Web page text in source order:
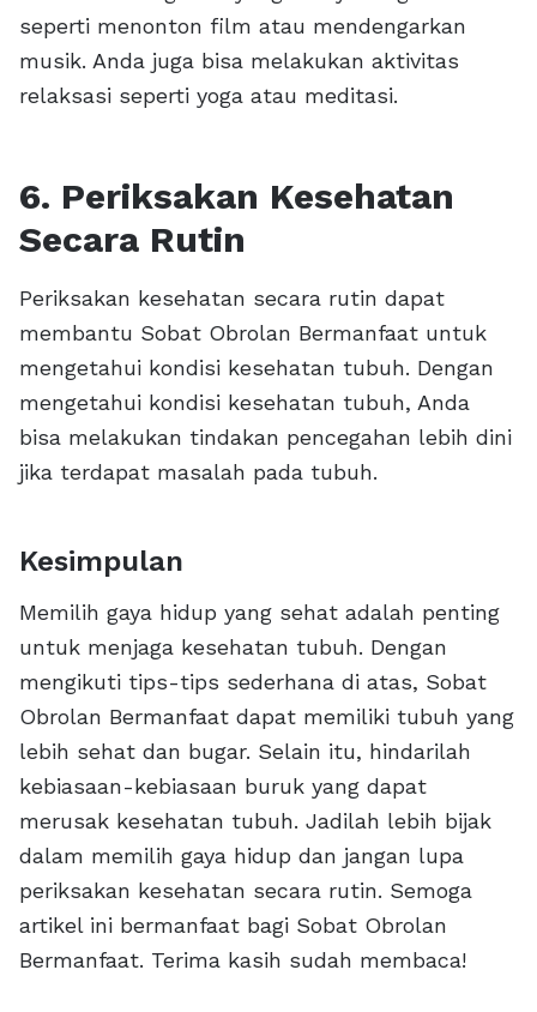
seperti menonton film atau mendengarkan
musik. Anda juga bisa melakukan aktivitas
relaksasi seperti yoga atau meditasi.
6. Periksakan Kesehatan
Secara Rutin
Periksakan kesehatan secara rutin dapat
membantu Sobat Obrolan Bermanfaat untuk
mengetahui kondisi kesehatan tubuh. Dengan
mengetahui kondisi kesehatan tubuh, Anda
bisa melakukan tindakan pencegahan lebih dini
jika terdapat masalah pada tubuh.
Kesimpulan
Memilih gaya hidup yang sehat adalah penting
untuk menjaga kesehatan tubuh. Dengan
mengikuti tips-tips sederhana di atas, Sobat
Obrolan Bermanfaat dapat memiliki tubuh yang
lebih sehat dan bugar. Selain itu, hindarilah
kebiasaan-kebiasaan buruk yang dapat
merusak kesehatan tubuh. Jadilah lebih bijak
dalam memilih gaya hidup dan jangan lupa
periksakan kesehatan secara rutin. Semoga
artikel ini bermanfaat bagi Sobat Obrolan
Bermanfaat. Terima kasih sudah membaca!